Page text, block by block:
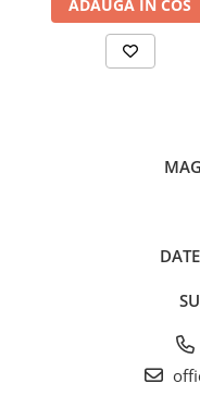
ADAUGA IN COS